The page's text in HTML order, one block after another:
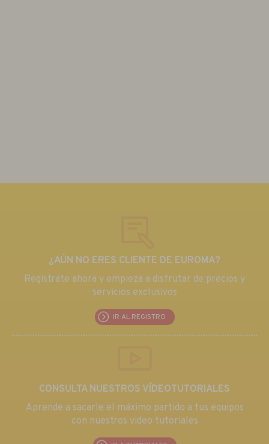
¿AÚN NO ERES CLIENTE DE EUROMA?
Regístrate ahora y empieza a disfrutar de precios y
servicios exclusivos
IR AL REGISTRO
CONSULTA NUESTROS VÍDEOTUTORIALES
Aprende a sacarle el máximo partido a tus equipos
con nuestros video tutoriales